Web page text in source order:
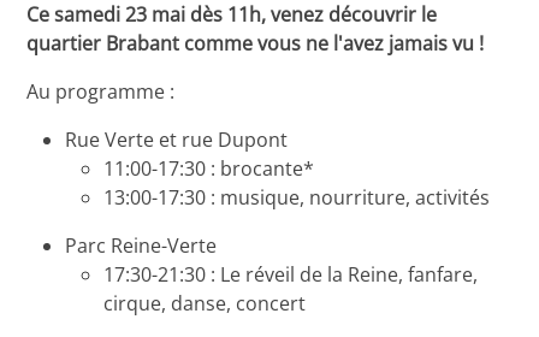
Ce samedi 23 mai dès 11h, venez découvrir le
quartier Brabant comme vous ne l'avez jamais vu !
Au programme :
Rue Verte et rue Dupont
11:00-17:30 : brocante*
13:00-17:30 : musique, nourriture, activités
Parc Reine-Verte
17:30-21:30 : Le réveil de la Reine, fanfare,
cirque, danse, concert